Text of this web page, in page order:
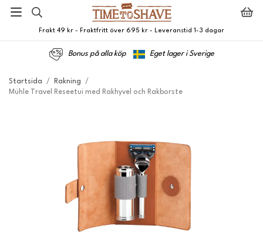
Frakt 49 kr - Fraktfritt över 695 kr - Leveranstid 1-3 dagar
Bonus på alla köp Eget lager i Sverige
Startsida / Rakning
/
Mühle Travel Reseetui med Rakhyvel och Rakborste